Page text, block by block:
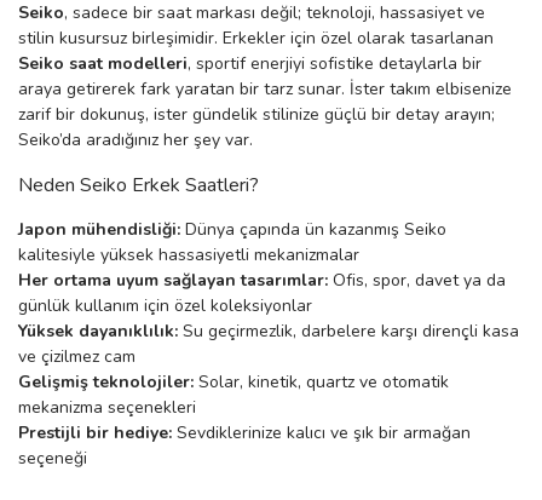
Seiko, sadece bir saat markası değil; teknoloji, hassasiyet ve
stilin kusursuz birleşimidir. Erkekler için özel olarak tasarlanan
Seiko saat modelleri, sportif enerjiyi sofistike detaylarla bir
araya getirerek fark yaratan bir tarz sunar. İster takım elbisenize
zarif bir dokunuş, ister gündelik stilinize güçlü bir detay arayın;
Seiko’da aradığınız her şey var.
Neden Seiko Erkek Saatleri?
Japon mühendisliği: Dünya çapında ün kazanmış Seiko
kalitesiyle yüksek hassasiyetli mekanizmalar
Her ortama uyum sağlayan tasarımlar: Ofis, spor, davet ya da
günlük kullanım için özel koleksiyonlar
Yüksek dayanıklılık: Su geçirmezlik, darbelere karşı dirençli kasa
ve çizilmez cam
Gelişmiş teknolojiler: Solar, kinetik, quartz ve otomatik
mekanizma seçenekleri
Prestijli bir hediye: Sevdiklerinize kalıcı ve şık bir armağan
seçeneği